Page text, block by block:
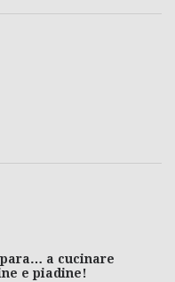
a cucinare
e piadine!